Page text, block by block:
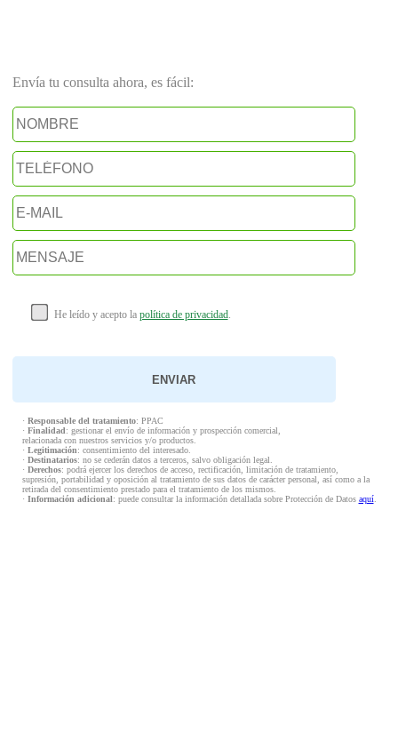
Envía tu consulta ahora, es fácil:
He leído y acepto la política de privacidad.
· Responsable del tratamiento: PPAC
· Finalidad: gestionar el envío de información y prospección comercial,
relacionada con nuestros servicios y/o productos.
· Legitimación: consentimiento del interesado.
· Destinatarios: no se cederán datos a terceros, salvo obligación legal.
· Derechos: podrá ejercer los derechos de acceso, rectificación, limitación de tratamiento,
supresión, portabilidad y oposición al tratamiento de sus datos de carácter personal, así como a la
retirada del consentimiento prestado para el tratamiento de los mismos.
· Información adicional: puede consultar la información detallada sobre Protección de Datos aquí.